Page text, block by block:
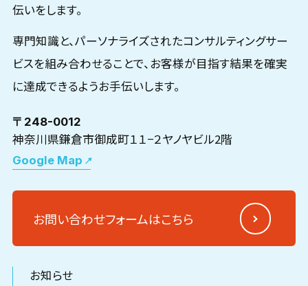
伝いをします。
専門知識と、パーソナライズされたコンサルティングサー
ビスを組み合わせることで、お客様が目指す結果を確実
に達成できるようお手伝いします。
〒248-0012
神奈川県鎌倉市御成町１１−２ヤノヤビル2階
Google Map
お問い合わせフォームはこちら
お知らせ